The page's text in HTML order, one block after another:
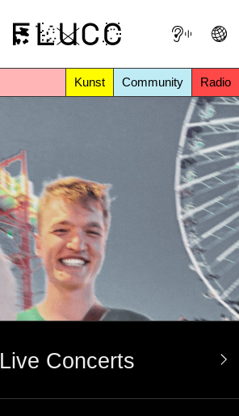
Kunst Community Radio
Live Concerts